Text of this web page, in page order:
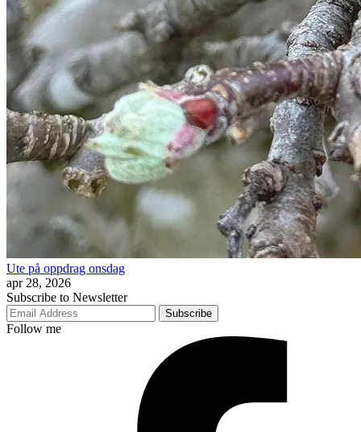
Ute på oppdrag onsdag
apr 28, 2026
Subscribe to Newsletter
Subscribe
Follow me